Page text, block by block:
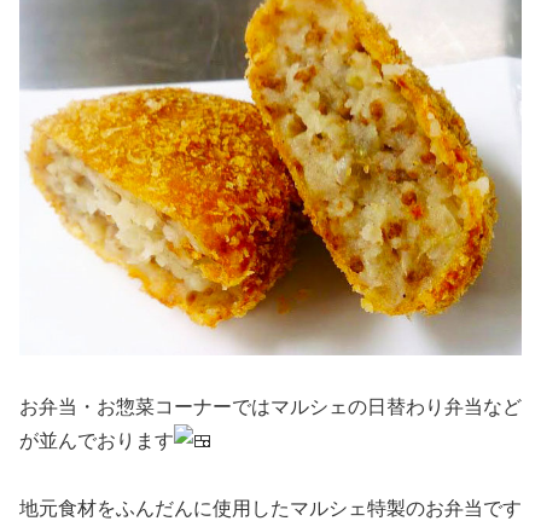
お弁当・お惣菜コーナーではマルシェの日替わり弁当など
が並んでおります
地元食材をふんだんに使用したマルシェ特製のお弁当です